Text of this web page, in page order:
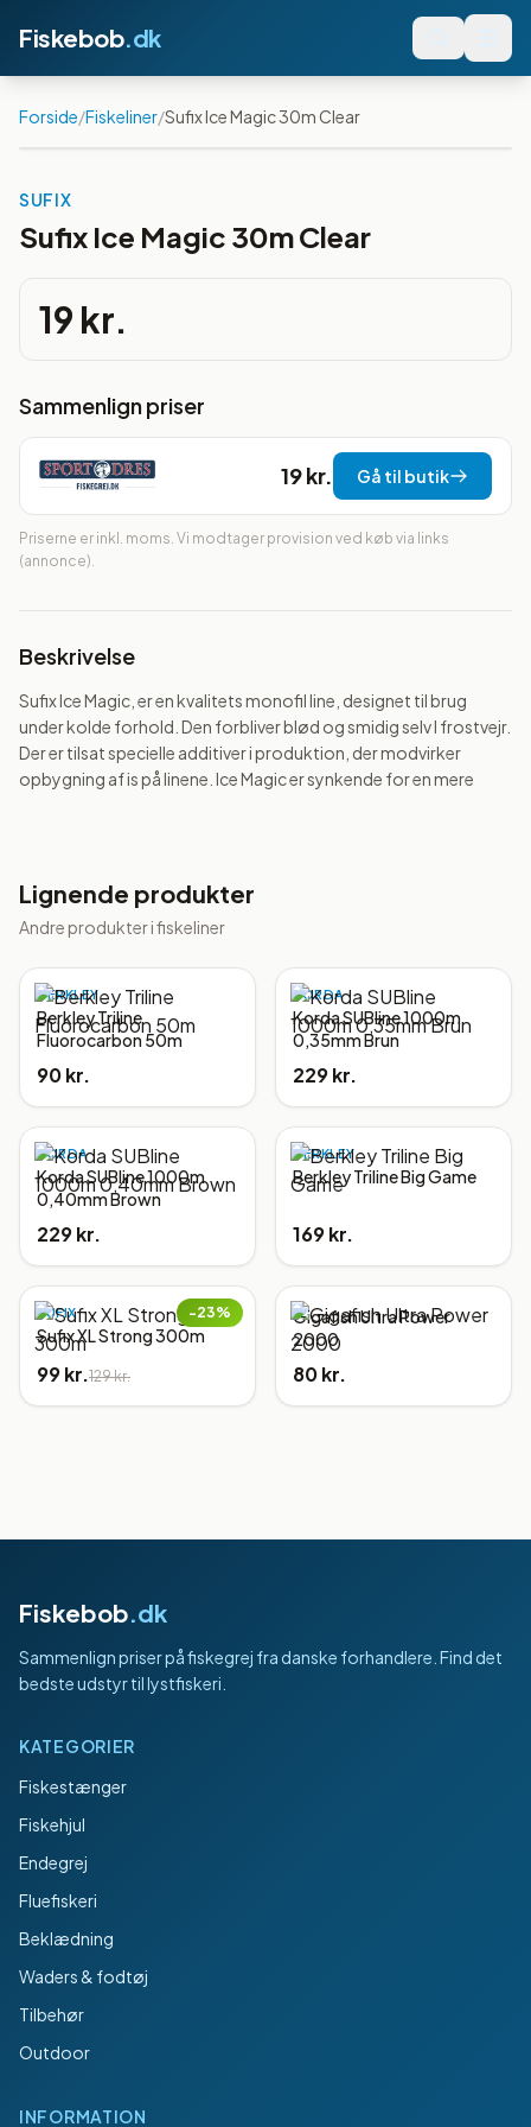
Fiskebob.dk
Forside/Fiskeliner/Sufix Ice Magic 30m Clear
SUFIX
Sufix Ice Magic 30m Clear
19 kr.
Sammenlign priser
19 kr. Gå til butik
Priserne er inkl. moms. Vi modtager provision ved køb via links
(annonce).
Beskrivelse
Sufix Ice Magic, er en kvalitets monofil line, designet til brug
under kolde forhold. Den forbliver blød og smidig selv I frostvejr.
Der er tilsat specielle additiver i produktion, der modvirker
opbygning af is på linene. Ice Magic er synkende for en mere
Lignende produkter
Andre produkter ifiskeliner
BERKLEY
Berkley Triline
Fluorocarbon 50m
90 kr.
KORDA
Korda SUBline 1000m
0,35mm Brun
229 kr.
KORDA
Korda SUBline 1000m
0,40mm Brown
229 kr.
BERKLEY
Berkley Triline Big Game
169 kr.
−23%
SUFIX
Sufix XL Strong 300m
99 kr.129 kr.
Gigafish Ultra Power
2000
80 kr.
Fiskebob.dk
Sammenlign priser på fiskegrej fra danske forhandlere. Find det
bedste udstyr til lystfiskeri.
KATEGORIER
Fiskestænger
Fiskehjul
Endegrej
Fluefiskeri
Beklædning
Waders & fodtøj
Tilbehør
Outdoor
INFORMATION